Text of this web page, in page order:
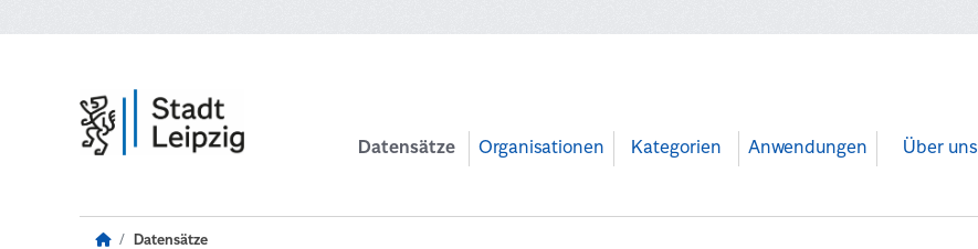
Datensätze Organisationen Kategorien Anwendungen Über uns
Datensätze